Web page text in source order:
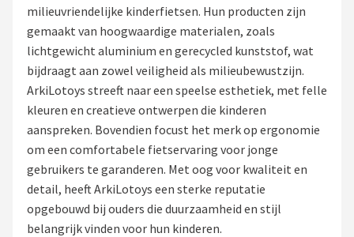
Fietsroutes
Kinderfietsen
Stadsfietsen
Elektrische fietsen
Mountainbikes
Shop
milieuvriendelijke kinderfietsen. Hun producten zijn
gemaakt van hoogwaardige materialen, zoals
lichtgewicht aluminium en gerecycled kunststof, wat
bijdraagt aan zowel veiligheid als milieubewustzijn.
ArkiLotoys streeft naar een speelse esthetiek, met felle
kleuren en creatieve ontwerpen die kinderen
aanspreken. Bovendien focust het merk op ergonomie
om een comfortabele fietservaring voor jonge
gebruikers te garanderen. Met oog voor kwaliteit en
detail, heeft ArkiLotoys een sterke reputatie
opgebouwd bij ouders die duurzaamheid en stijl
belangrijk vinden voor hun kinderen.